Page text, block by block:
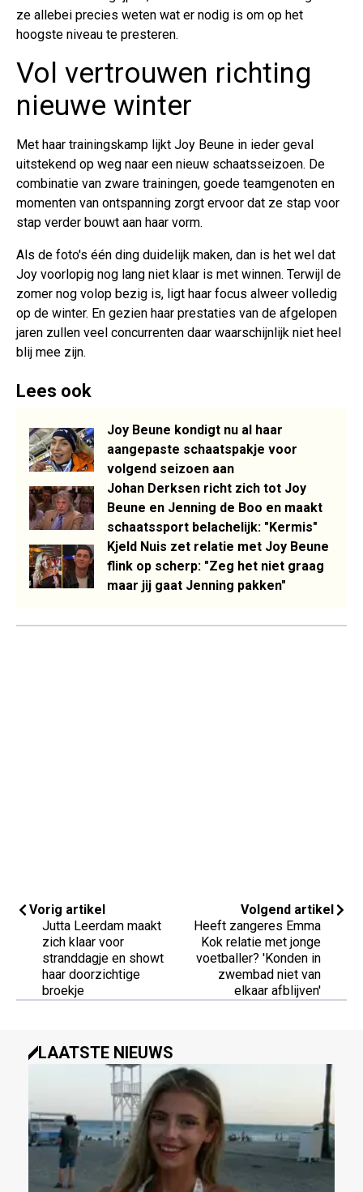
ze allebei precies weten wat er nodig is om op het
hoogste niveau te presteren.
Vol vertrouwen richting
nieuwe winter
Met haar trainingskamp lijkt Joy Beune in ieder geval
uitstekend op weg naar een nieuw schaatsseizoen. De
combinatie van zware trainingen, goede teamgenoten en
momenten van ontspanning zorgt ervoor dat ze stap voor
stap verder bouwt aan haar vorm.
Als de foto's één ding duidelijk maken, dan is het wel dat
Joy voorlopig nog lang niet klaar is met winnen. Terwijl de
zomer nog volop bezig is, ligt haar focus alweer volledig
op de winter. En gezien haar prestaties van de afgelopen
jaren zullen veel concurrenten daar waarschijnlijk niet heel
blij mee zijn.
Lees ook
Joy Beune kondigt nu al haar
aangepaste schaatspakje voor
volgend seizoen aan
Johan Derksen richt zich tot Joy
Beune en Jenning de Boo en maakt
schaatssport belachelijk: "Kermis"
Kjeld Nuis zet relatie met Joy Beune
flink op scherp: "Zeg het niet graag
maar jij gaat Jenning pakken"
Vorig artikel
Jutta Leerdam maakt
zich klaar voor
stranddagje en showt
haar doorzichtige
broekje
Volgend artikel
Heeft zangeres Emma
Kok relatie met jonge
voetballer? 'Konden in
zwembad niet van
elkaar afblijven'
LAATSTE NIEUWS